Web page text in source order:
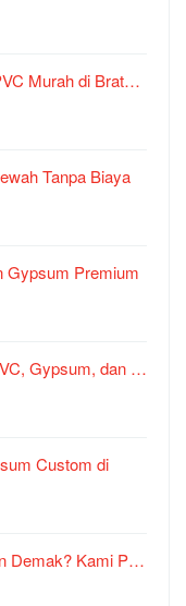
Murah di Brat…
Tanpa Biaya
Gypsum Premium
Gypsum, dan …
Custom di
Demak? Kami P…